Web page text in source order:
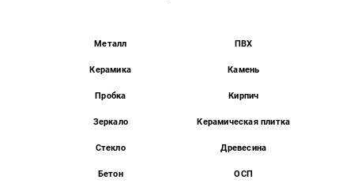
Металл ПВХ
Керамика Камень
Пробка Кирпич
Зеркало Керамическая плитка
Стекло Древесина
Бетон ОСП